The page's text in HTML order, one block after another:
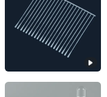
Zhejiang, China